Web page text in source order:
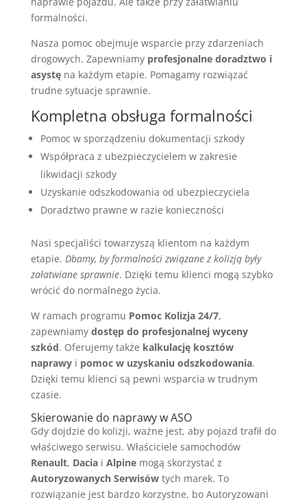
formalności.
Nasza pomoc obejmuje wsparcie przy zdarzeniach
drogowych. Zapewniamy profesjonalne doradztwo i
asystęna każdym etapie. Pomagamy rozwiązać
trudne sytuacje sprawnie.
Kompletna obsługa formalności
Pomoc w sporządzeniu dokumentacji szkody
Współpraca z ubezpieczycielem w zakresie
likwidacji szkody
Uzyskanie odszkodowania od ubezpieczyciela
Doradztwo prawne w razie konieczności
Nasi specjaliści towarzyszą klientom na każdym
etapie. Dbamy, by formalności związane z kolizją były
załatwiane sprawnie. Dzięki temu klienci mogą szybko
wrócić do normalnego życia.
W ramach programu Pomoc Kolizja 24/7,
zapewniamy dostęp do profesjonalnej wyceny
szkód. Oferujemy także kalkulację kosztów
naprawyi pomoc w uzyskaniu odszkodowania.
Dzięki temu klienci są pewni wsparcia w trudnym
czasie.
Skierowanie do naprawy w ASO
Gdy dojdzie do kolizji, ważne jest, aby pojazd trafił do
właściwego serwisu. Właściciele samochodów
Renault, Daciai Alpinemogą skorzystać z
Autoryzowanych Serwisówtych marek. To
rozwiązanie jest bardzo korzystne, bo Autoryzowani